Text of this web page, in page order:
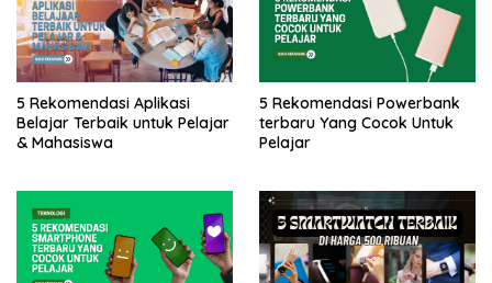
5 Rekomendasi Aplikasi
Belajar Terbaik untuk Pelajar
& Mahasiswa
5 Rekomendasi Powerbank
terbaru Yang Cocok Untuk
Pelajar